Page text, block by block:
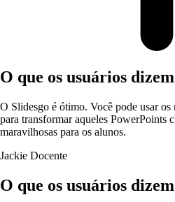
O que os usuários
O Slidesgo é ótimo. Você pode usar os
para transformar aqueles PowerPoints
maravilhosas para os alunos.
Jackie Docente
O que os usuários